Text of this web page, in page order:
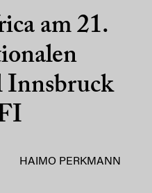
am 21.
Innsbruck
HAIMO PERKMANN